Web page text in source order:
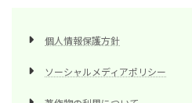
個人情報保護方針
ソーシャルメディアポリシー